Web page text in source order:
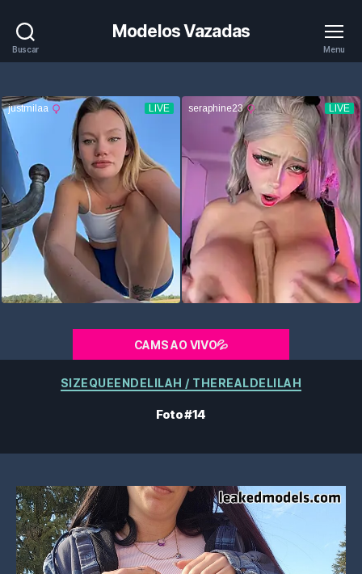
Buscar
Modelos Vazadas
Menu
CAMS AO VIVO💦
Categorias
SIZEQUEENDELILAH / THEREALDELILAH
Foto #14